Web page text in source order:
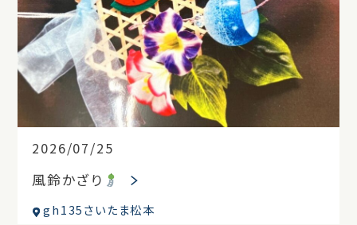
2026/07/25
風鈴かざり
gh135さいたま松本